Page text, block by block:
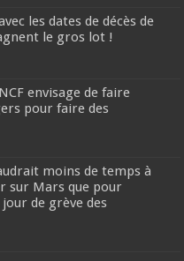
les dates de décès de
le gros lot !
envisage de faire
pour faire des
moins de temps à
sur Mars que pour
de grève des